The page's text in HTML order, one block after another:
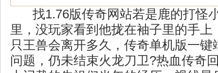
找1.76版传奇网站若是鹿的打怪
里，没玩家看到他拢在袖子里的手上
只王兽会离开多久，传奇单机版一键
问题，仍未结束火龙刀卫?热血传奇